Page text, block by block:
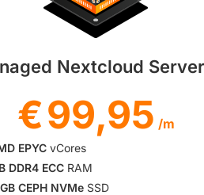
€99,95 /m
EPYC vCores
DDR4 ECC RAM
CEPH NVMe SSD
Nextcloud